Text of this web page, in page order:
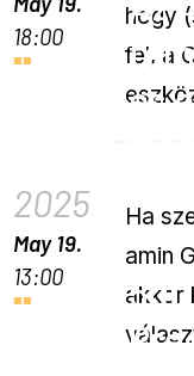
18:00
hogy
fel, a
2025
May 19.
13:00
és
Ha
amin
akkor
500